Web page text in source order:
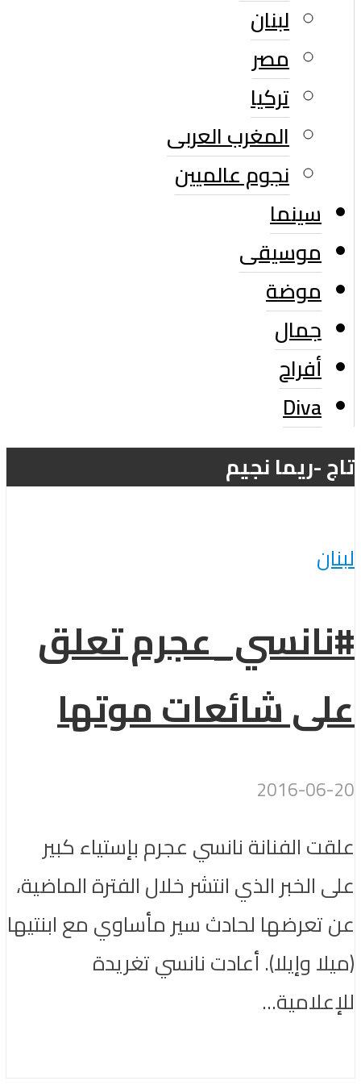
لبنان
مصر
تركيا
المغرب العربى
نجوم عالميين
سينما
موسيقى
موضة
جمال
أفراح
Diva
تاج -ريما نجيم
لبنان
#نانسي_عجرم تعلق
على شائعات موتها
2016-06-20
علقت الفنانة نانسي عجرم بإستياء كبير
على الخبر الذي انتشر خلال الفترة الماضية،
عن تعرضها لحادث سير مأساوي مع ابنتيها
(ميلا وإيلا). أعادت نانسي تغريدة
للإعلامية...